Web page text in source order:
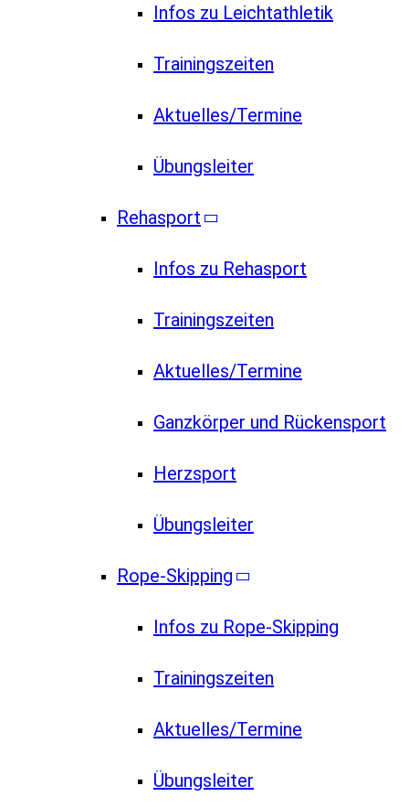
Infos zu Leichtathletik
Trainingszeiten
Aktuelles/Termine
Übungsleiter
Rehasport
Infos zu Rehasport
Trainingszeiten
Aktuelles/Termine
Ganzkörper und Rückensport
Herzsport
Übungsleiter
Rope-Skipping
Infos zu Rope-Skipping
Trainingszeiten
Aktuelles/Termine
Übungsleiter